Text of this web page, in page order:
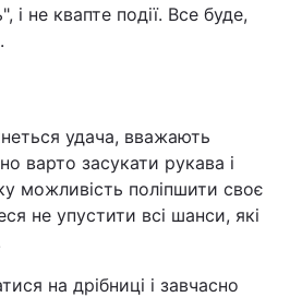
і не квапте події. Все буде,
удача, вважають
варто засукати рукава і
можливість поліпшити своє
не упустити всі шанси, які
на дрібниці і завчасно